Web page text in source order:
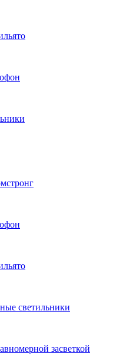
светильники
засветкой